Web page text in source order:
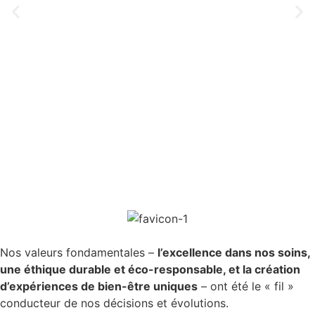
Nos valeurs fondamentales – l’excellence dans nos soins,
une éthique durable et éco-responsable, et la création
d’expériences de bien-être uniques – ont été le « fil »
conducteur de nos décisions et évolutions.